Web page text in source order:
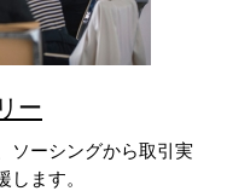
ー
ソーシングから取引実
ます。